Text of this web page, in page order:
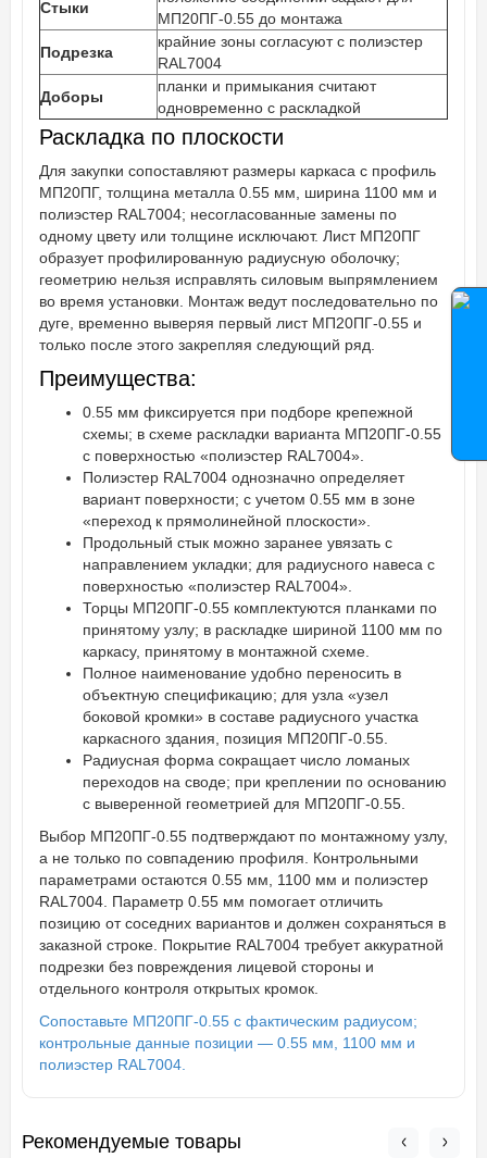
Стыки
МП20ПГ-0.55 до монтажа
Подрезка
крайние зоны согласуют с полиэстер
RAL7004
Доборы
планки и примыкания считают
одновременно с раскладкой
Раскладка по плоскости
Для закупки сопоставляют размеры каркаса с профиль
МП20ПГ, толщина металла 0.55 мм, ширина 1100 мм и
полиэстер RAL7004; несогласованные замены по
одному цвету или толщине исключают. Лист МП20ПГ
образует профилированную радиусную оболочку;
геометрию нельзя исправлять силовым выпрямлением
во время установки. Монтаж ведут последовательно по
дуге, временно выверяя первый лист МП20ПГ-0.55 и
только после этого закрепляя следующий ряд.
Преимущества:
0.55 мм фиксируется при подборе крепежной
схемы; в схеме раскладки варианта МП20ПГ-0.55
с поверхностью «полиэстер RAL7004».
Полиэстер RAL7004 однозначно определяет
вариант поверхности; с учетом 0.55 мм в зоне
«переход к прямолинейной плоскости».
Продольный стык можно заранее увязать с
направлением укладки; для радиусного навеса с
поверхностью «полиэстер RAL7004».
Торцы МП20ПГ-0.55 комплектуются планками по
принятому узлу; в раскладке шириной 1100 мм по
каркасу, принятому в монтажной схеме.
Полное наименование удобно переносить в
объектную спецификацию; для узла «узел
боковой кромки» в составе радиусного участка
каркасного здания, позиция МП20ПГ-0.55.
Радиусная форма сокращает число ломаных
переходов на своде; при креплении по основанию
с выверенной геометрией для МП20ПГ-0.55.
Выбор МП20ПГ-0.55 подтверждают по монтажному узлу,
а не только по совпадению профиля. Контрольными
параметрами остаются 0.55 мм, 1100 мм и полиэстер
RAL7004. Параметр 0.55 мм помогает отличить
позицию от соседних вариантов и должен сохраняться в
заказной строке. Покрытие RAL7004 требует аккуратной
подрезки без повреждения лицевой стороны и
отдельного контроля открытых кромок.
Сопоставьте МП20ПГ-0.55 с фактическим радиусом;
контрольные данные позиции — 0.55 мм, 1100 мм и
полиэстер RAL7004.
Рекомендуемые товары